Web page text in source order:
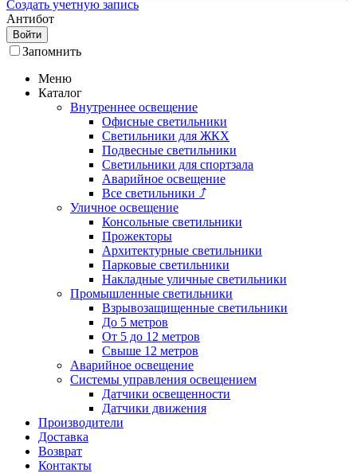
Создать учетную запись
Антибот
Войти
Запомнить
Меню
Каталог
Внутреннее освещение
Офисные светильники
Светильники для ЖКХ
Подвесные светильники
Светильники для спортзала
Аварийное освещение
Все светильники ⤴
Уличное освещение
Консольные светильники
Прожекторы
Архитектурные светильники
Парковые светильники
Накладные уличные светильники
Промышленные светильники
Взрывозащищенные светильники
До 5 метров
От 5 до 12 метров
Свыше 12 метров
Аварийное освещение
Системы управления освещением
Датчики освещенности
Датчики движения
Производители
Доставка
Возврат
Контакты